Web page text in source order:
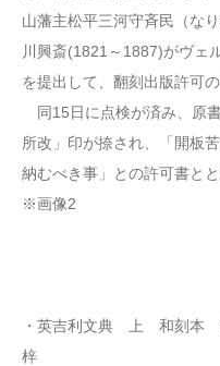
山藩主松平三河守斉民（な
川興斎(1821～1887)がヴェ
を提出して、翻刻出版許可
同15日に点検が済み、原
所改」印が捺され、「開板
納むべき事」との許可書と
※画像2
・英吉利文典 上 和刻本